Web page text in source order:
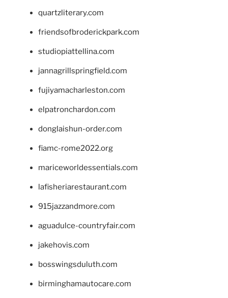
quartzliterary.com
friendsofbroderickpark.com
studiopiattellina.com
jannagrillspringfield.com
fujiyamacharleston.com
elpatronchardon.com
donglaishun-order.com
fiamc-rome2022.org
mariceworldessentials.com
lafisheriarestaurant.com
915jazzandmore.com
aguadulce-countryfair.com
jakehovis.com
bosswingsduluth.com
birminghamautocare.com